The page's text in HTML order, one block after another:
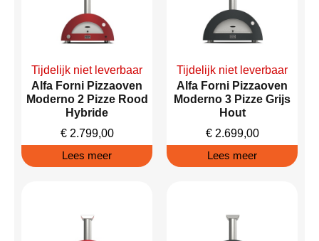
Tijdelijk niet leverbaar
Alfa Forni Pizzaoven
Moderno 2 Pizze Rood
Hybride
€2.799,00
Lees meer
Tijdelijk niet leverbaar
Alfa Forni Pizzaoven
Moderno 3 Pizze Grijs
Hout
€2.699,00
Lees meer